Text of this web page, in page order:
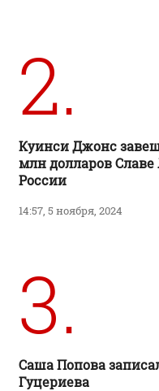
2.
Куинси Джонс
млн долларов Славе
России
14:57, 5 ноября, 2024
3.
Саша Попова
Гуцериева